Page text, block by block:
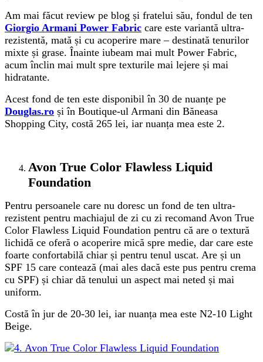
Am mai făcut review pe blog și fratelui său, fondul de ten
Giorgio Armani Power Fabric care este variantă ultra-
rezistentă, mată și cu acoperire mare – destinată tenurilor
mixte și grase. Înainte iubeam mai mult Power Fabric,
acum înclin mai mult spre texturile mai lejere și mai
hidratante.
Acest fond de ten este disponibil în 30 de nuanțe pe
Douglas.ro și în Boutique-ul Armani din Băneasa
Shopping City, costă 265 lei, iar nuanța mea este 2.
Avon True Color Flawless Liquid
Foundation
Pentru persoanele care nu doresc un fond de ten ultra-
rezistent pentru machiajul de zi cu zi recomand Avon True
Color Flawless Liquid Foundation pentru că are o textură
lichidă ce oferă o acoperire mică spre medie, dar care este
foarte confortabilă chiar și pentru tenul uscat. Are și un
SPF 15 care contează (mai ales dacă este pus pentru crema
cu SPF) și chiar dă tenului un aspect mai neted și mai
uniform.
Costă în jur de 20-30 lei, iar nuanța mea este N2-10 Light
Beige.